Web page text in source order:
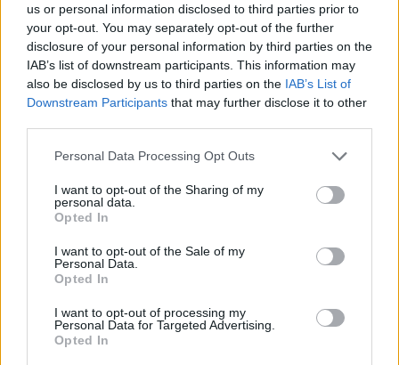
us or personal information disclosed to third parties prior to
your opt-out. You may separately opt-out of the further
disclosure of your personal information by third parties on the
IAB’s list of downstream participants. This information may
also be disclosed by us to third parties on the IAB’s List of
Downstream Participants that may further disclose it to other
Please note that this website/app uses one or more Google
not limited to your visit or usage behaviour. You may click to
grant or deny consent to Google and its third-party tags to
use your data for below specified purposes in below Google
consent section.
Personal Data Processing Opt Outs
I want to opt-out of the Sharing of my
personal data.
Opted In
I want to opt-out of the Sale of my
Personal Data.
Opted In
I want to opt-out of processing my
Personal Data for Targeted Advertising.
Opted In
NEWS E ATTUALITÀ
Codacons denuncia: i problemi che affliggono la Sicilia
tra carburanti, spiagge e incendi
Matteo Pellegrino · 25 Lug 2026
NEWS E ATTUALITÀ